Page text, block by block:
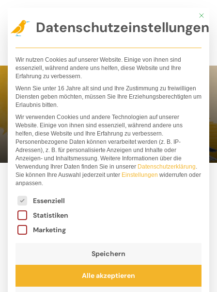
Inhalt
springen
Yohali Gutiérrez
Estrada
Mit
Datenschutzeinstellungen
Wir nutzen Cookies auf unserer Website. Einige von ihnen sind
essenziell, während andere uns helfen, diese Website und Ihre
Erfahrung zu verbessern.
Wenn Sie unter 16 Jahre alt sind und Ihre Zustimmung zu freiwilligen
Diensten geben möchten, müssen Sie Ihre Erziehungsberechtigten um
Erlaubnis bitten.
Wir verwenden Cookies und andere Technologien auf unserer
Website. Einige von ihnen sind essenziell, während andere uns
helfen, diese Website und Ihre Erfahrung zu verbessern.
Personenbezogene Daten können verarbeitet werden (z. B. IP-
Adressen), z. B. für personalisierte Anzeigen und Inhalte oder
Anzeigen- und Inhaltsmessung. Weitere Informationen über die
Verwendung Ihrer Daten finden Sie in unserer Datenschutzerklärung.
Sie können Ihre Auswahl jederzeit unter Einstellungen widerrufen oder
anpassen.
Es folgt eine Liste der Service-Gruppen, für die
Essenziell
Statistiken
Marketing
Speichern
Alle akzeptieren